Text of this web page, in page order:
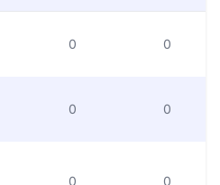
0 0
0 0
0 0